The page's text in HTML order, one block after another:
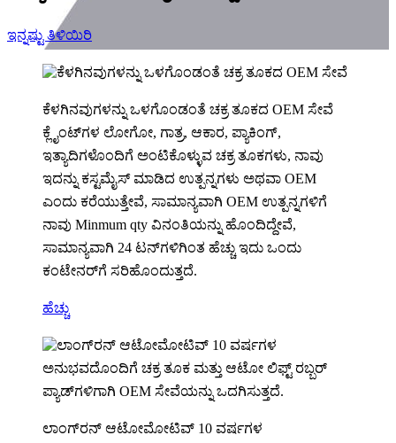
ಇನ್ನಷ್ಟು ತಿಳಿಯಿರಿ
ಕೆಳಗಿನವುಗಳನ್ನು ಒಳಗೊಂಡಂತೆ ಚಕ್ರ ತೂಕದ OEM ಸೇವೆ
ಕ್ಲೈಂಟ್‌ಗಳ ಲೋಗೋ, ಗಾತ್ರ, ಆಕಾರ, ಪ್ಯಾಕಿಂಗ್,
ಇತ್ಯಾದಿಗಳೊಂದಿಗೆ ಅಂಟಿಕೊಳ್ಳುವ ಚಕ್ರ ತೂಕಗಳು, ನಾವು
ಇದನ್ನು ಕಸ್ಟಮೈಸ್ ಮಾಡಿದ ಉತ್ಪನ್ನಗಳು ಅಥವಾ OEM
ಎಂದು ಕರೆಯುತ್ತೇವೆ, ಸಾಮಾನ್ಯವಾಗಿ OEM ಉತ್ಪನ್ನಗಳಿಗೆ
ನಾವು Minmum qty ವಿನಂತಿಯನ್ನು ಹೊಂದಿದ್ದೇವೆ,
ಸಾಮಾನ್ಯವಾಗಿ 24 ಟನ್‌ಗಳಿಗಿಂತ ಹೆಚ್ಚು ಇದು ಒಂದು
ಕಂಟೇನರ್‌ಗೆ ಸರಿಹೊಂದುತ್ತದೆ.
ಹೆಚ್ಚು
ಲಾಂಗ್‌ರನ್ ಆಟೋಮೋಟಿವ್ 10 ವರ್ಷಗಳ